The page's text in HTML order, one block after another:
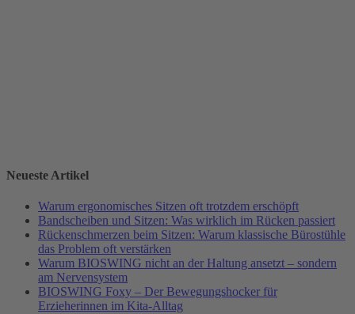
Neueste Artikel
Warum ergonomisches Sitzen oft trotzdem erschöpft
Bandscheiben und Sitzen: Was wirklich im Rücken passiert
Rückenschmerzen beim Sitzen: Warum klassische Bürostühle
das Problem oft verstärken
Warum BIOSWING nicht an der Haltung ansetzt – sondern
am Nervensystem
BIOSWING Foxy – Der Bewegungshocker für
Erzieherinnen im Kita-Alltag